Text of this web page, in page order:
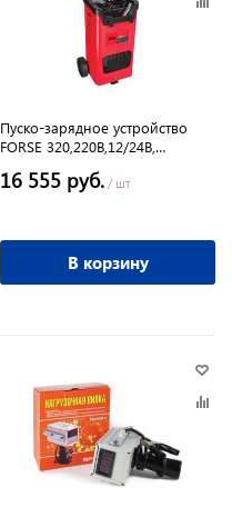
Пуско-зарядное устройство
FORSE 320,220В,12/24В,
15-40А,пуск 240А
16 555 руб. / шт
В корзину